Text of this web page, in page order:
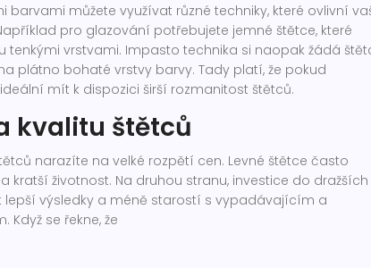
barvami můžete využívat různé techniky, které ovlivní
pro glazování potřebujete jemné štětce, které
tenkými vrstvami. Impasto technika si naopak žádá
plátno bohaté vrstvy barvy. Tady platí, že pokud
mít k dispozici širší rozmanitost štětců.
kvalitu štětců
narazíte na velké rozpětí cen. Levné štětce často
kratší životnost. Na druhou stranu, investice do dražších
lepší výsledky a méně starostí s vypadávajícím a
Když se řekne, že